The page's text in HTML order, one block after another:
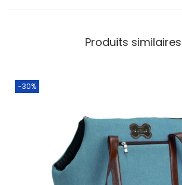
Produits similaires
-30%